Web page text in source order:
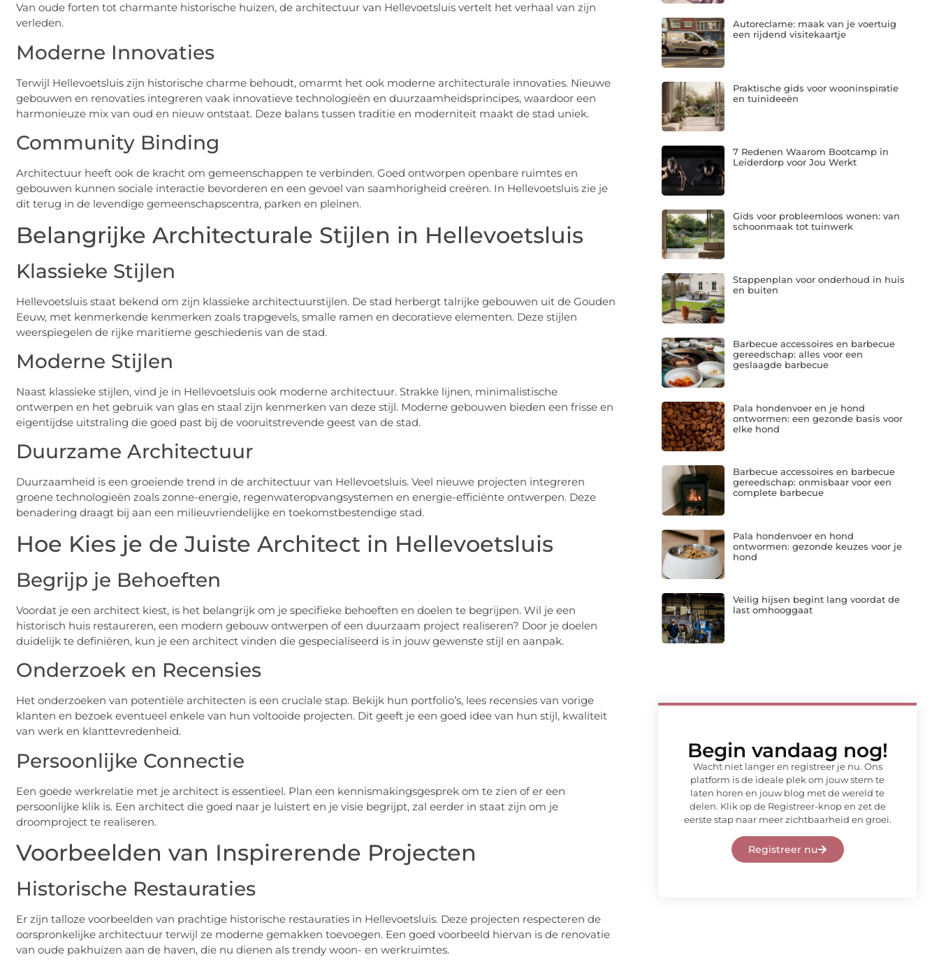
Van oude forten tot charmante historische huizen, de architectuur van Hellevoetsluis vertelt het verhaal van zijn
verleden.
Moderne Innovaties
Terwijl Hellevoetsluis zijn historische charme behoudt, omarmt het ook moderne architecturale innovaties. Nieuwe
gebouwen en renovaties integreren vaak innovatieve technologieën en duurzaamheidsprincipes, waardoor een
harmonieuze mix van oud en nieuw ontstaat. Deze balans tussen traditie en moderniteit maakt de stad uniek.
Community Binding
Architectuur heeft ook de kracht om gemeenschappen te verbinden. Goed ontworpen openbare ruimtes en
gebouwen kunnen sociale interactie bevorderen en een gevoel van saamhorigheid creëren. In Hellevoetsluis zie je
dit terug in de levendige gemeenschapscentra, parken en pleinen.
Belangrijke Architecturale Stijlen in Hellevoetsluis
Klassieke Stijlen
Hellevoetsluis staat bekend om zijn klassieke architectuurstijlen. De stad herbergt talrijke gebouwen uit de Gouden
Eeuw, met kenmerkende kenmerken zoals trapgevels, smalle ramen en decoratieve elementen. Deze stijlen
weerspiegelen de rijke maritieme geschiedenis van de stad.
Moderne Stijlen
Naast klassieke stijlen, vind je in Hellevoetsluis ook moderne architectuur. Strakke lijnen, minimalistische
ontwerpen en het gebruik van glas en staal zijn kenmerken van deze stijl. Moderne gebouwen bieden een frisse en
eigentijdse uitstraling die goed past bij de vooruitstrevende geest van de stad.
Duurzame Architectuur
Duurzaamheid is een groeiende trend in de architectuur van Hellevoetsluis. Veel nieuwe projecten integreren
groene technologieën zoals zonne-energie, regenwateropvangsystemen en energie-efficiënte ontwerpen. Deze
benadering draagt bij aan een milieuvriendelijke en toekomstbestendige stad.
Hoe Kies je de Juiste Architect in Hellevoetsluis
Begrijp je Behoeften
Voordat je een architect kiest, is het belangrijk om je specifieke behoeften en doelen te begrijpen. Wil je een
historisch huis restaureren, een modern gebouw ontwerpen of een duurzaam project realiseren? Door je doelen
duidelijk te definiëren, kun je een architect vinden die gespecialiseerd is in jouw gewenste stijl en aanpak.
Onderzoek en Recensies
Het onderzoeken van potentiële architecten is een cruciale stap. Bekijk hun portfolio’s, lees recensies van vorige
klanten en bezoek eventueel enkele van hun voltooide projecten. Dit geeft je een goed idee van hun stijl, kwaliteit
van werk en klanttevredenheid.
Persoonlijke Connectie
Een goede werkrelatie met je architect is essentieel. Plan een kennismakingsgesprek om te zien of er een
persoonlijke klik is. Een architect die goed naar je luistert en je visie begrijpt, zal eerder in staat zijn om je
droomproject te realiseren.
Voorbeelden van Inspirerende Projecten
Historische Restauraties
Er zijn talloze voorbeelden van prachtige historische restauraties in Hellevoetsluis. Deze projecten respecteren de
oorspronkelijke architectuur terwijl ze moderne gemakken toevoegen. Een goed voorbeeld hiervan is de renovatie
van oude pakhuizen aan de haven, die nu dienen als trendy woon- en werkruimtes.
Autoreclame: maak van je voertuig
een rijdend visitekaartje
Praktische gids voor wooninspiratie
en tuinideeën
7 Redenen Waarom Bootcamp in
Leiderdorp voor Jou Werkt
Gids voor probleemloos wonen: van
schoonmaak tot tuinwerk
Stappenplan voor onderhoud in huis
en buiten
Barbecue accessoires en barbecue
gereedschap: alles voor een
geslaagde barbecue
Pala hondenvoer en je hond
ontwormen: een gezonde basis voor
elke hond
Barbecue accessoires en barbecue
gereedschap: onmisbaar voor een
complete barbecue
Pala hondenvoer en hond
ontwormen: gezonde keuzes voor je
hond
Veilig hijsen begint lang voordat de
last omhooggaat
Begin vandaag nog!
Wacht niet langer en registreer je nu. Ons
platform is de ideale plek om jouw stem te
laten horen en jouw blog met de wereld te
delen. Klik op de Registreer-knop en zet de
eerste stap naar meer zichtbaarheid en groei.
Registreer nu